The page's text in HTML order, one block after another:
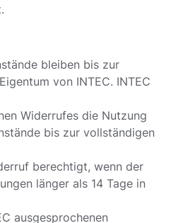
bleiben bis zur
von INTEC. INTEC
Widerrufes die Nutzung
bis zur vollständigen
berechtigt, wenn der
länger als 14 Tage in
ausgesprochenen